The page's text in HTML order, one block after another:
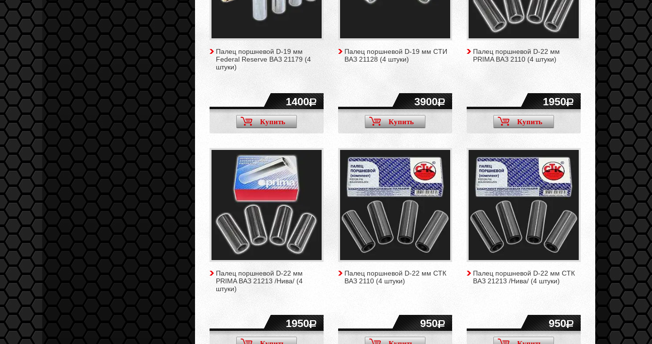
Палец поршневой D-19 мм
Federal Reserve ВАЗ 21179 (4
штуки)
1400
Купить
Палец поршневой D-19 мм СТИ
ВАЗ 21128 (4 штуки)
3900
Купить
Палец поршневой D-22 мм
PRIMA ВАЗ 2110 (4 штуки)
1950
Купить
Палец поршневой D-22 мм
PRIMA ВАЗ 21213 /Нива/ (4
штуки)
1950
Палец поршневой D-22 мм СТК
ВАЗ 2110 (4 штуки)
950
Палец поршневой D-22 мм СТК
ВАЗ 21213 /Нива/ (4 штуки)
950